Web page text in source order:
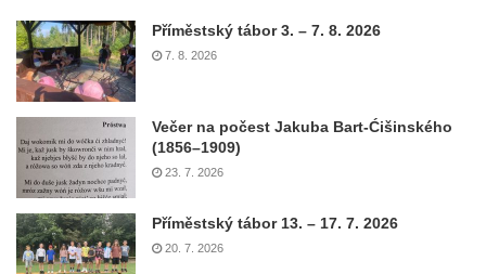
Příměstský tábor 3. – 7. 8. 2026
7. 8. 2026
Večer na počest Jakuba Bart-Ćišinského
(1856–1909)
23. 7. 2026
Příměstský tábor 13. – 17. 7. 2026
20. 7. 2026